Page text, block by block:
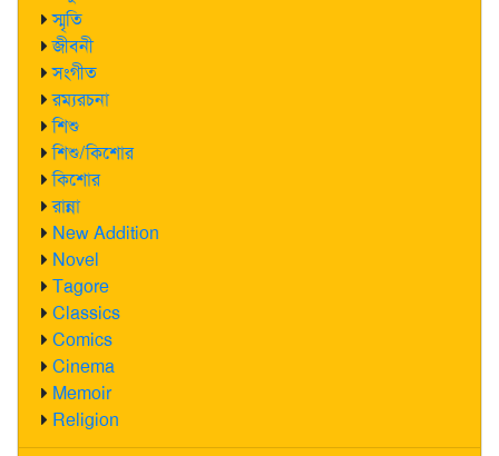
স্মৃতি
জীবনী
সংগীত
রম্যরচনা
শিশু
শিশু/কিশোর
কিশোর
রান্না
New Addition
Novel
Tagore
Classics
Comics
Cinema
Memoir
Religion